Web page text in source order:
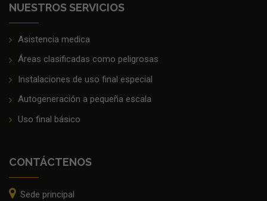
NUESTROS SERVICIOS
Asistencia medica
Áreas clasificadas como peligrosas
Instalaciones de uso final especial
Autogeneración a pequeña escala
Uso final básico
CONTÁCTENOS
Sede principal